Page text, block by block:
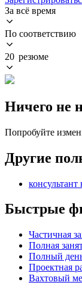
За всё время
По соответствию
20 резюме
Ничего не
Попробуйте
Другие
консультант
Быстрые
Частичная
Полная
Полный
Проектная
Вахтовый